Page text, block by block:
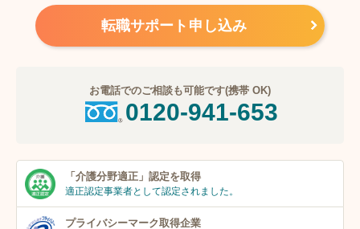
転職サポート申し込み
お電話でのご相談も可能です(携帯 OK)
0120-941-653
「介護分野適正」 認定を取得
適正認定事業者として認定されました。
プライバシーマーク取得企業